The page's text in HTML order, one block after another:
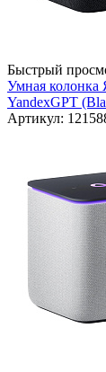
Быстрый
Умная
YandexGPT
Артикул: